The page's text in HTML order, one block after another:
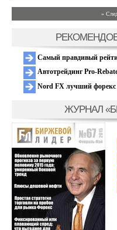
»
Самый правдивый
Автотрейдинг Pro-
Nord FX лучший форекс
ЖУРНАЛ